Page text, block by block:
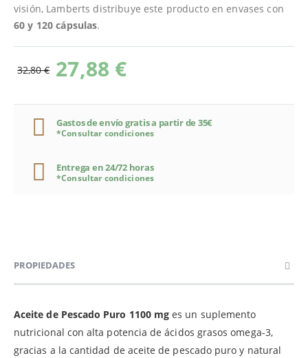
visión, Lamberts distribuye este producto en envases con
60 y 120 cápsulas.
27,88 €
32,80 €
Gastos de envío gratis a partir de 35€
*Consultar condiciones
Entrega en 24/72 horas
*Consultar condiciones
PROPIEDADES
Aceite de Pescado Puro 1100 mges un suplemento
nutricional con alta potencia de ácidos grasos omega-3,
gracias a la cantidad de aceite de pescado puro y natural